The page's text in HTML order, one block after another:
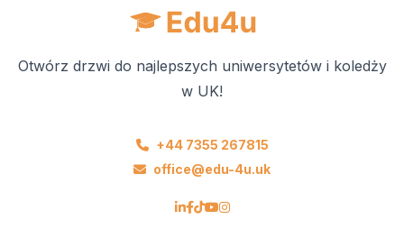
Otwórz drzwi do najlepszych uniwersytetów i koledży
w UK!
+44 7355 267815
office@edu-4u.uk